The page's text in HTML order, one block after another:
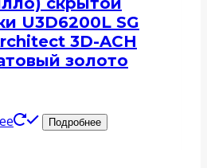
U3D6200L SG
3D-ACH
золото
Подробнее